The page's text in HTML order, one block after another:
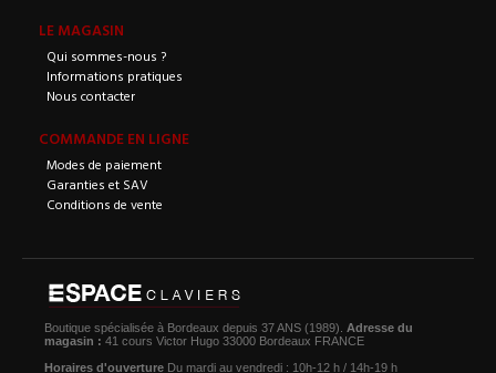
LE MAGASIN
Qui sommes-nous ?
Informations pratiques
Nous contacter
COMMANDE EN LIGNE
Modes de paiement
Garanties et SAV
Conditions de vente
Boutique spécialisée à Bordeaux depuis 37 ANS (1989). Adresse du
magasin : 41 cours Victor Hugo 33000 Bordeaux FRANCE
Horaires d'ouverture Du mardi au vendredi : 10h-12 h / 14h-19 h